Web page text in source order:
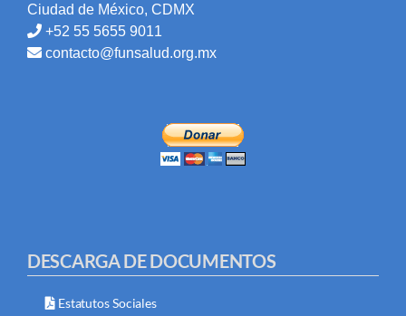
Ciudad de México, CDMX
+52 55 5655 9011
contacto@funsalud.org.mx
DESCARGA DE DOCUMENTOS
Estatutos Sociales